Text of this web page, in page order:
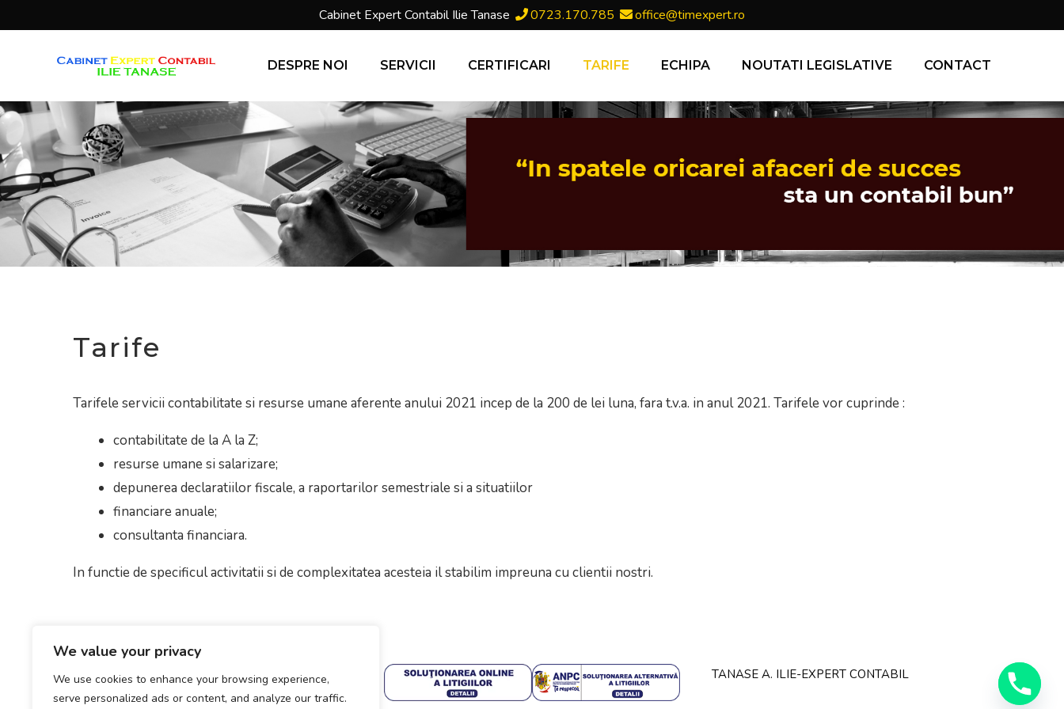
We value your privacy
We use cookies to enhance your browsing experience,
serve personalized ads or content, and analyze our traffic.
la
Cabinet Expert Contabil Ilie Tanase 0723.170.785 office@timexpert.ro
DESPRE NOI SERVICII CERTIFICARI TARIFE ECHIPA NOUTATI LEGISLATIVE CONTACT
Tarife
Tarifele servicii contabilitate si resurse umane aferente anului 2021 incep de la 200 de lei luna, fara t.v.a. in anul 2021. Tarifele vor cuprinde :
contabilitate de la A la Z;
resurse umane si salarizare;
depunerea declaratiilor fiscale, a raportarilor semestriale si a situatiilor
financiare anuale;
consultanta financiara.
In functie de specificul activitatii si de complexitatea acesteia il stabilim impreuna cu clientii nostri.
Servicii de Contabilitate, consultanta financiara si fiscala in
Pitesti
Despre Noi Servicii Echipa Certificari
TANASE A. ILIE-EXPERT CONTABIL